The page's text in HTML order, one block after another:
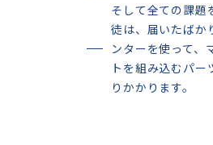
そして全ての課題
徒は、届いたばか
ンターを使って、
トを組み込むパー
りかかります。